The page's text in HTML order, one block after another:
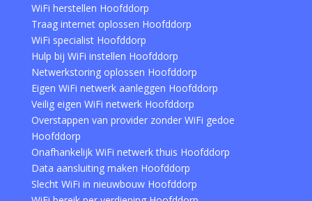
WiFi herstellen Hoofddorp
Traag internet oplossen Hoofddorp
WiFi specialist Hoofddorp
Hulp bij WiFi instellen Hoofddorp
Netwerkstoring oplossen Hoofddorp
Eigen WiFi netwerk aanleggen Hoofddorp
Veilig eigen WiFi netwerk Hoofddorp
Overstappen van provider zonder WiFi gedoe
Hoofddorp
Onafhankelijk WiFi netwerk thuis Hoofddorp
Data aansluiting maken Hoofddorp
Slecht WiFi in nieuwbouw Hoofddorp